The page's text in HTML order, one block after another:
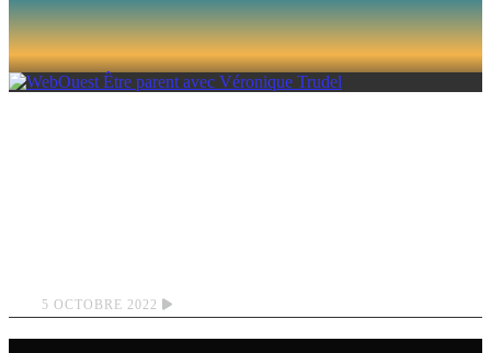
5 OCTOBRE 2022